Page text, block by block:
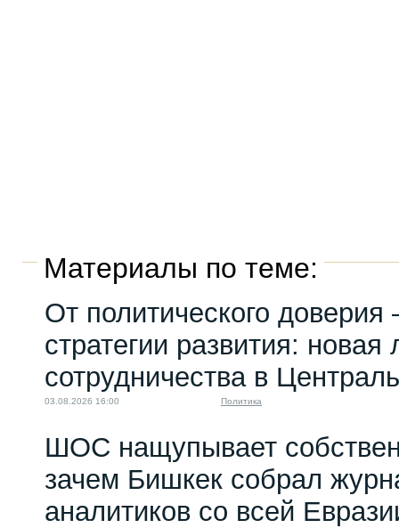
Материалы по теме:
От политического
стратегии развития: новая
сотрудничества в
03.08.2026 16:00 Политика
ШОС нащупывает
зачем Бишкек собрал
аналитиков со всей